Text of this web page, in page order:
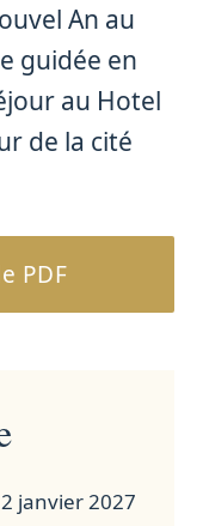
An au
guidée en
au Hotel
de la cité
PDF
janvier 2027